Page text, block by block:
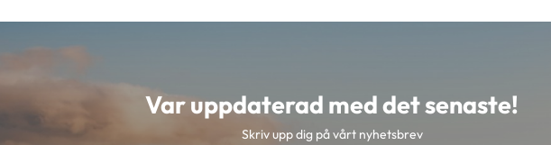
Var uppdaterad med det senaste!
Skriv upp dig på vårt nyhetsbrev